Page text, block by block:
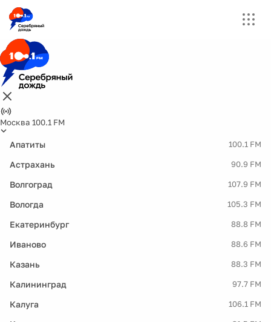
Москва 100.1 FM
Апатиты 100.1 FM
Астрахань 90.9 FM
Волгоград 107.9 FM
Вологда 105.3 FM
Екатеринбург 88.8 FM
Иваново 88.6 FM
Казань 88.3 FM
Калининград 97.7 FM
Калуга 106.1 FM